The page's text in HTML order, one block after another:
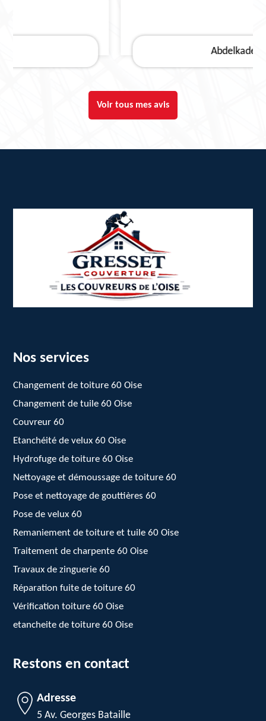
Voir tous mes avis
Nos services
Changement de toiture 60 Oise
Changement de tuile 60 Oise
Couvreur 60
Etanchéité de velux 60 Oise
Hydrofuge de toiture 60 Oise
Nettoyage et démoussage de toiture 60
Pose et nettoyage de gouttières 60
Pose de velux 60
Remaniement de toiture et tuile 60 Oise
Traitement de charpente 60 Oise
Travaux de zinguerie 60
Réparation fuite de toiture 60
Vérification toiture 60 Oise
etancheite de toiture 60 Oise
Restons en contact
Adresse
5 Av. Georges Bataille